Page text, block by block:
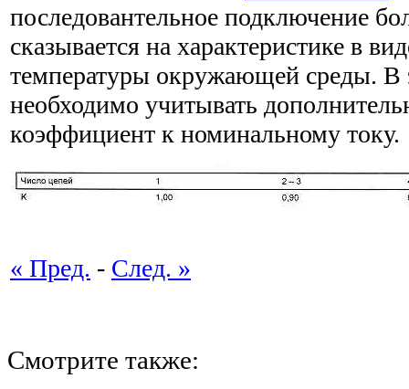
последовантельное подключение
сказывается на характеристике в
температуры окружающей среды. В
необходимо учитывать
коэффициент к номинальному току.
« Пред. - След. »
Смотрите также: